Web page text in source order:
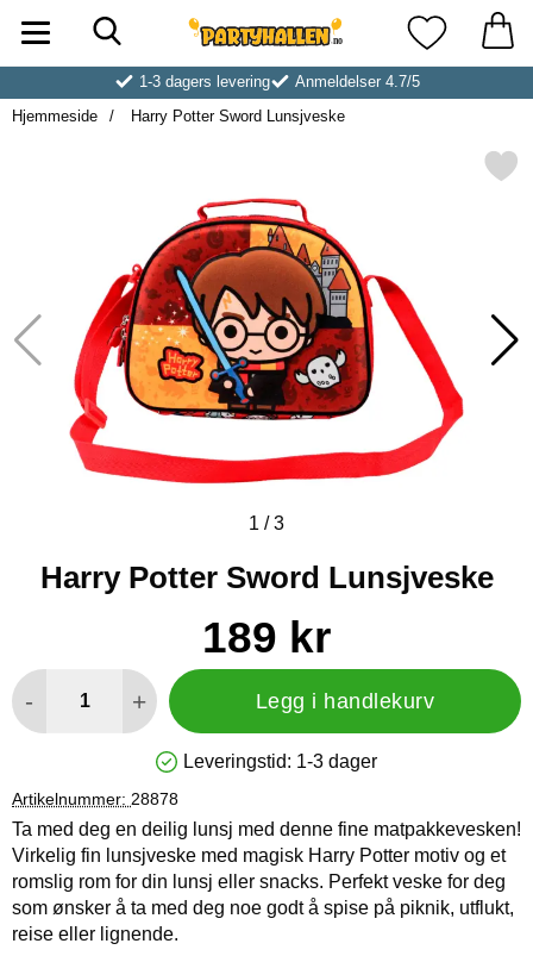
Startsiden for Partyhallen ABMine
1-3 dagers levering
Anmeldelser 4.7/5
Hjemmeside
Harry Potter Sword Lunsjveske
Merk harry Potter Sword
1 /3
Harry Potter Sword Lunsjveske
Handle dette produktet, Harry Potter Sword Lunsjveske
pris
189 kr
- + Legg i handlekurv
Produkttilgjengelighet: På lager
Leveringstid: 1-3 dager
Artikelnummer: 28878
Ta med deg en deilig lunsj med denne fine matpakkevesken!
Virkelig fin lunsjveske med magisk Harry Potter motiv og et
romslig rom for din lunsj eller snacks. Perfekt veske for deg
som ønsker å ta med deg noe godt å spise på piknik, utflukt,
reise eller lignende.